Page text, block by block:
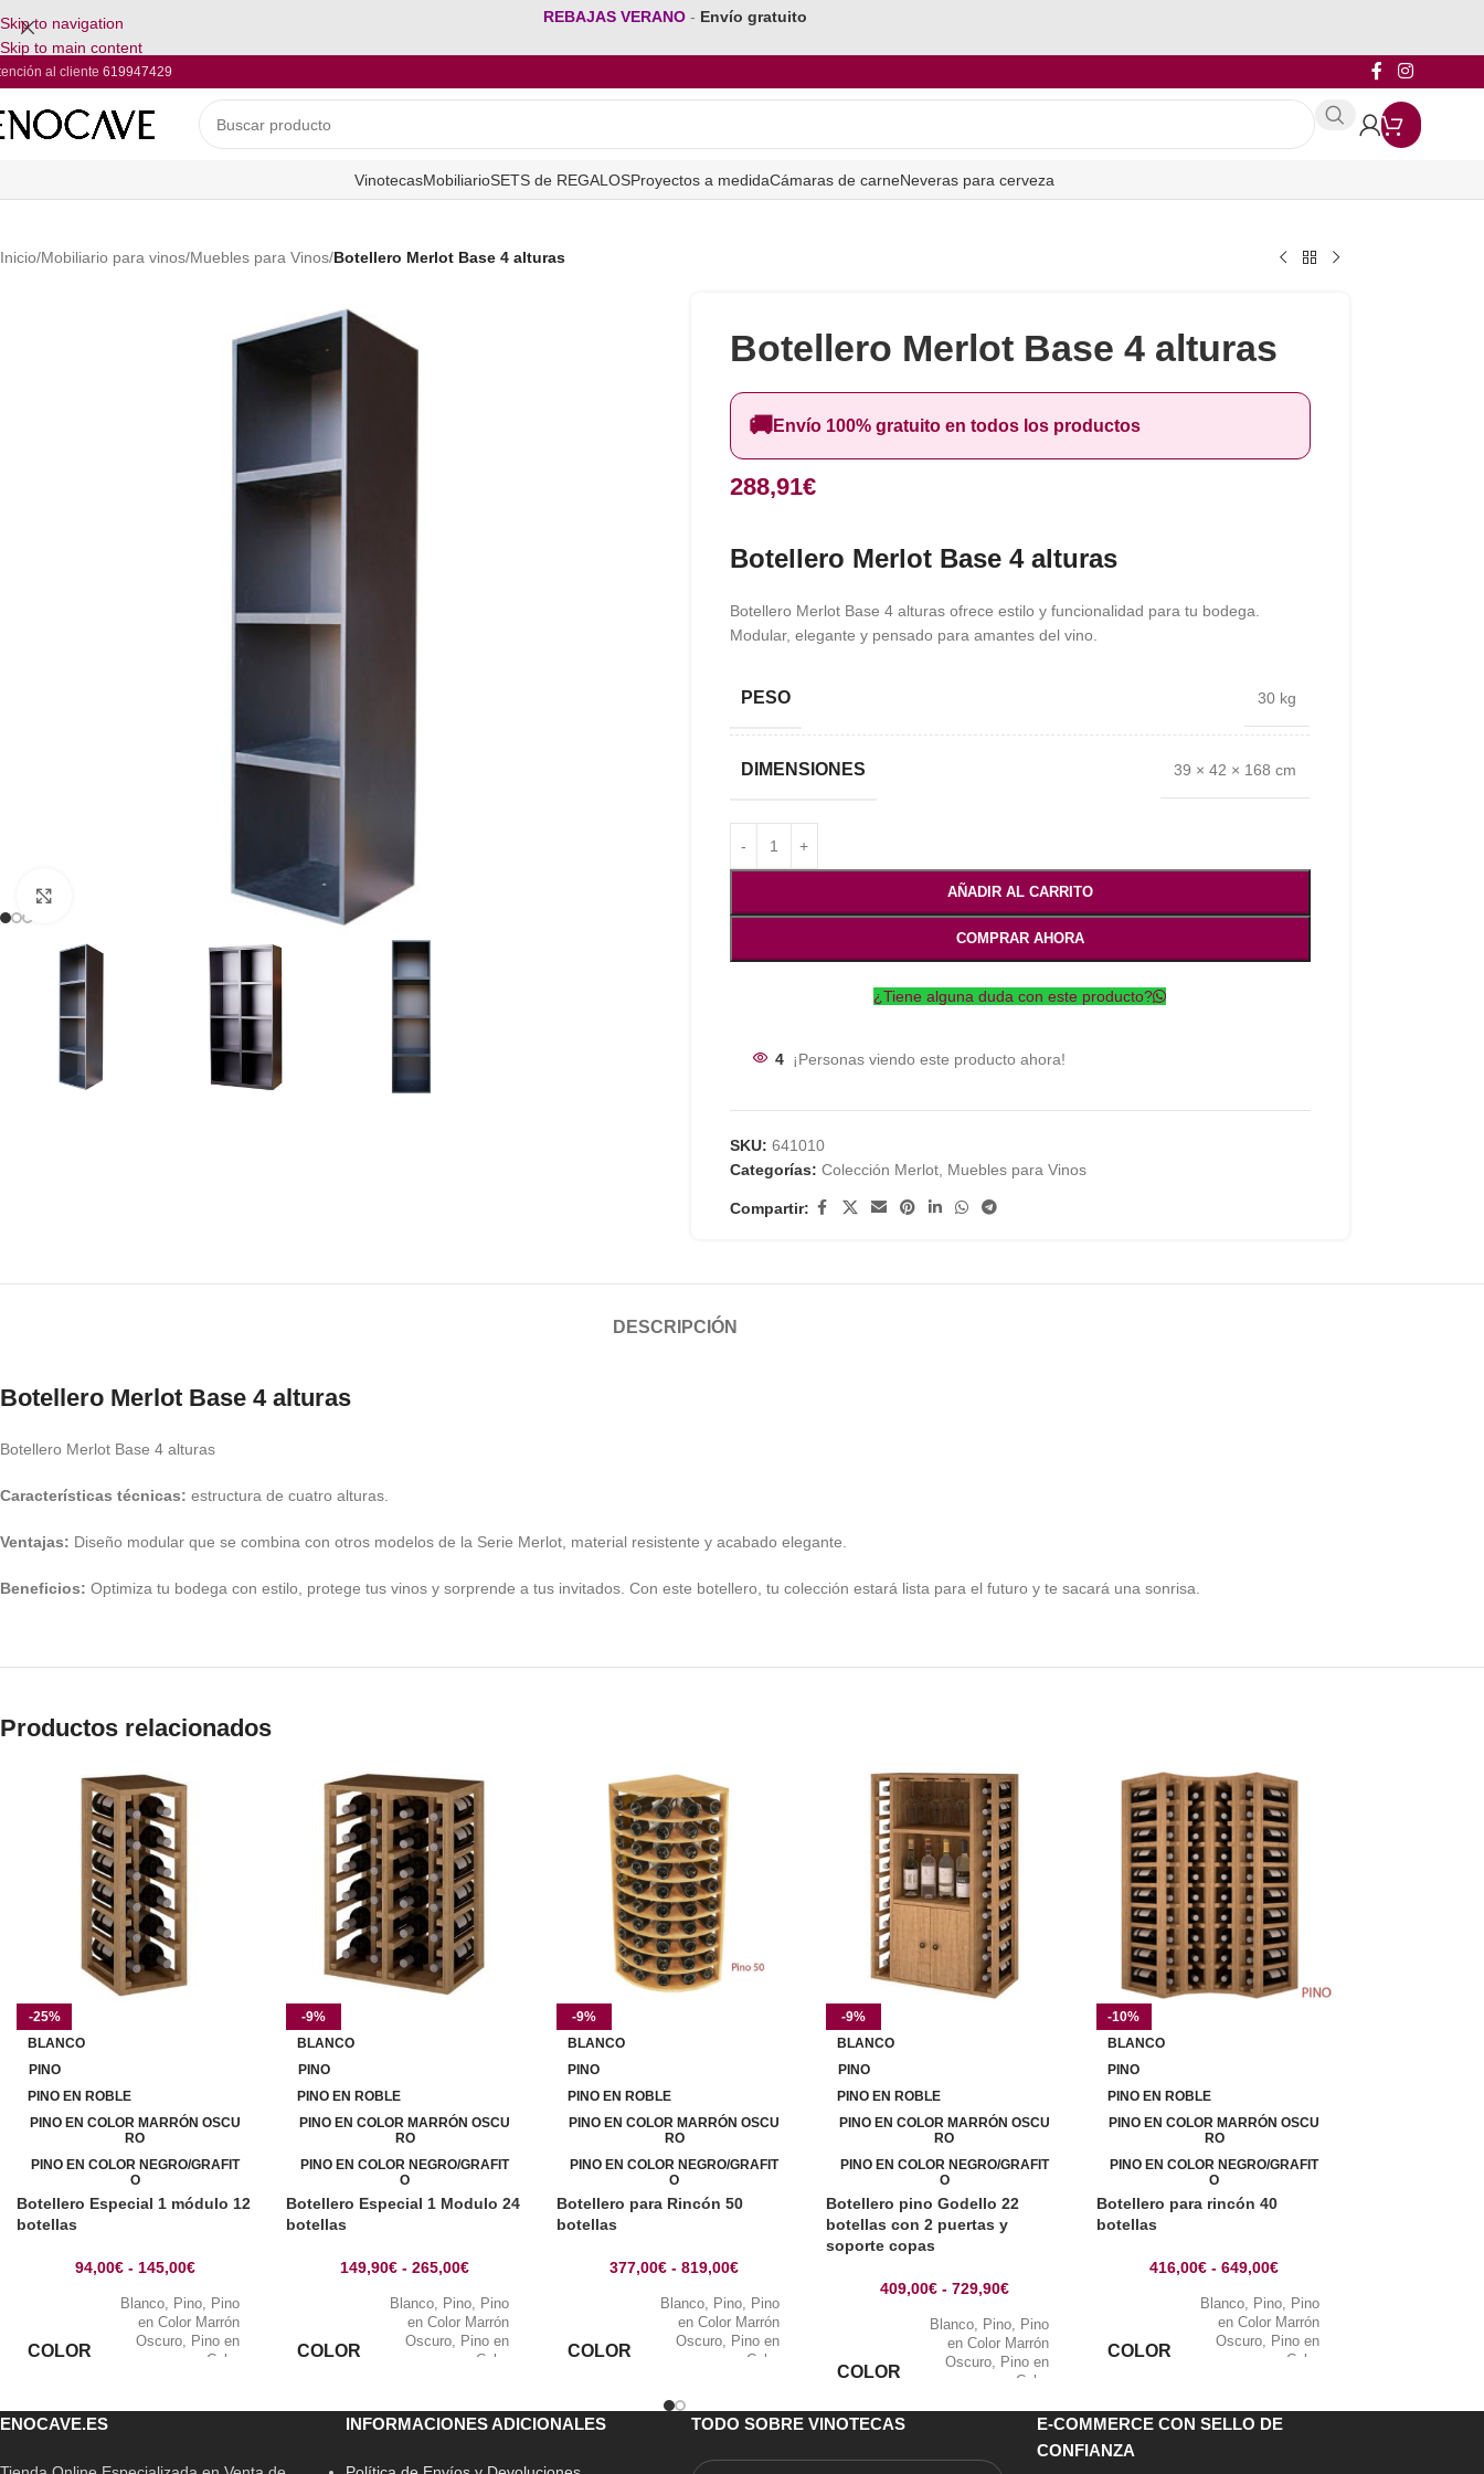
Skip to navigation
Skip to main content
REBAJAS VERANO - Envío gratuito
al cliente 619947429
VinotecasMobiliarioSETS de REGALOSProyectos a medidaCámaras de carneNeveras para cerveza
Inicio/Mobiliario para vinos/Muebles para Vinos/Botellero Merlot Base 4 alturas
Botellero Merlot Base 4 alturas
🚚Envío 100% gratuito en todos los productos
288,91€
Botellero Merlot Base 4 alturas
Botellero Merlot Base 4 alturas ofrece estilo y funcionalidad para tu bodega.
Modular, elegante y pensado para amantes del vino.
PESO 30 kg
DIMENSIONES 39 × 42 × 168 cm
AÑADIR AL CARRITO
COMPRAR AHORA
¿Tiene alguna duda con este producto?
4 ¡Personas viendo este producto ahora!
SKU: 641010
Categorías: Colección Merlot, Muebles para Vinos
Compartir:
DESCRIPCIÓN
Botellero Merlot Base 4 alturas
Botellero Merlot Base 4 alturas
Características técnicas: estructura de cuatro alturas.
Ventajas: Diseño modular que se combina con otros modelos de la Serie Merlot, material resistente y acabado elegante.
Beneficios: Optimiza tu bodega con estilo, protege tus vinos y sorprende a tus invitados. Con este botellero, tu colección estará lista para el futuro y te sacará una sonrisa.
Productos relacionados
-25%
BLANCO
PINO
PINO EN ROBLE
PINO EN COLOR MARRÓN OSCU
RO
PINO EN COLOR NEGRO/GRAFIT
O
Botellero Especial 1 módulo 12
botellas
94,00€ - 145,00€
COLOR
Blanco, Pino, Pino
en Color Marrón
Oscuro, Pino en
Color
-9%
BLANCO
PINO
PINO EN ROBLE
PINO EN COLOR MARRÓN OSCU
RO
PINO EN COLOR NEGRO/GRAFIT
O
Botellero Especial 1 Modulo 24
botellas
149,90€ - 265,00€
COLOR
Blanco, Pino, Pino
en Color Marrón
Oscuro, Pino en
Color
-9%
BLANCO
PINO
PINO EN ROBLE
PINO EN COLOR MARRÓN OSCU
RO
PINO EN COLOR NEGRO/GRAFIT
O
Botellero para Rincón 50
botellas
377,00€ - 819,00€
COLOR
Blanco, Pino, Pino
en Color Marrón
Oscuro, Pino en
Color
-9%
BLANCO
PINO
PINO EN ROBLE
PINO EN COLOR MARRÓN OSCU
RO
PINO EN COLOR NEGRO/GRAFIT
O
Botellero pino Godello 22
botellas con 2 puertas y
soporte copas
409,00€ - 729,90€
COLOR
Blanco, Pino, Pino
en Color Marrón
Oscuro, Pino en
Color
en Roble
-10%
BLANCO
PINO
PINO EN ROBLE
PINO EN COLOR MARRÓN OSCU
RO
PINO EN COLOR NEGRO/GRAFIT
O
Botellero para rincón 40
botellas
416,00€ - 649,00€
COLOR
Blanco, Pino, Pino
en Color Marrón
Oscuro, Pino en
Color
ENOCAVE.ES INFORMACIONES ADICIONALES TODO SOBRE VINOTECAS
E-COMMERCE CON SELLO DE
CONFIANZA